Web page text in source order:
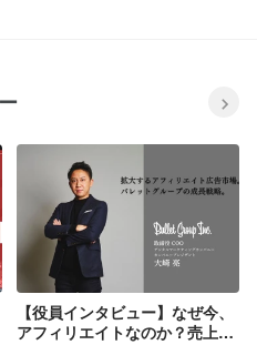
【役員インタビュー】なぜ今、
アフィリエイトなのか？売上